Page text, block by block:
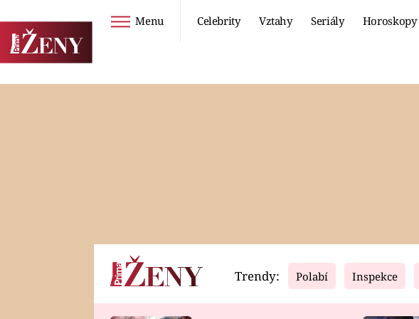
Menu Celebrity Vztahy Seriály Horoskopy
Horoskopy Video
Trendy: Polabí Inspekce